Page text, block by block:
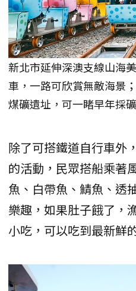
新北市延伸深澳支線山海
車，一路可欣賞無敵海景
煤礦遺址，可一睹早年採
除了可搭鐵道自行車外
的活動，民眾搭船乘著
魚、白帶魚、鯖魚、透
樂趣，如果肚子餓了，
小吃，可以吃到最新鮮